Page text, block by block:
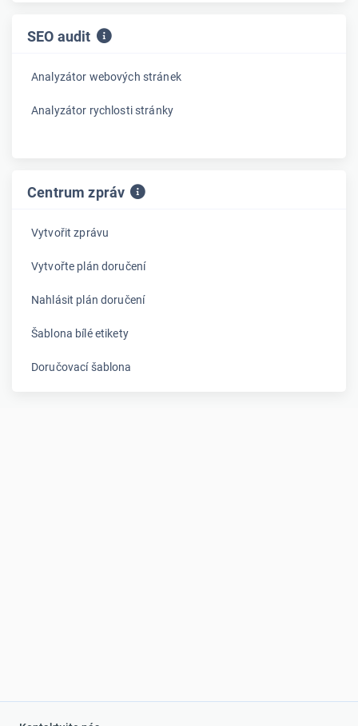
SEO audit
Analyzátor webových stránek
Analyzátor rychlosti stránky
Centrum zpráv
Vytvořit zprávu
Vytvořte plán doručení
Nahlásit plán doručení
Šablona bílé etikety
Doručovací šablona